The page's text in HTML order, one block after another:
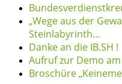
„Wege aus der
Steinlabyrinth…
Danke an die IB.SH !
Aufruf zur Demo
Broschüre